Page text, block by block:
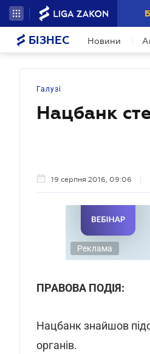
БІЗНЕС Новини
Галузі
Нацбанк
19 серпня 2016, 09:06
Реклама
ПРАВОВА ПОДІЯ:
Нацбанк знайшов
органів.